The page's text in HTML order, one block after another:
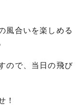
風合いを楽しめる
ので、当日の飛び
！